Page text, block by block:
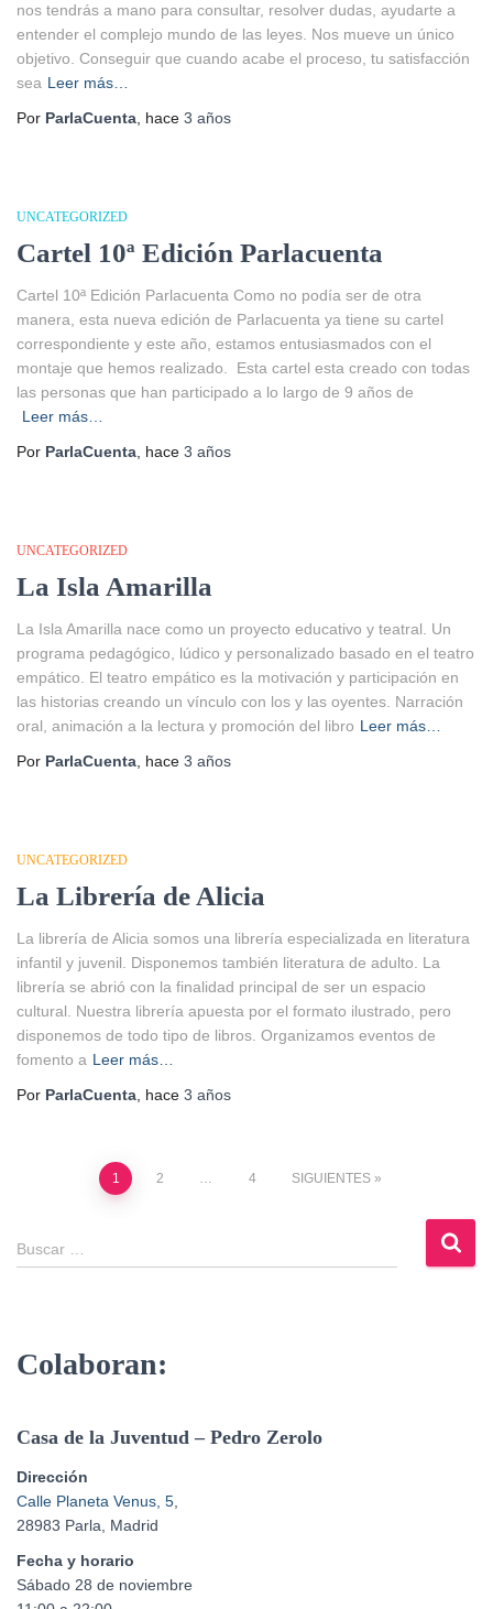
nos tendrás a mano para consultar, resolver dudas, ayudarte a
entender el complejo mundo de las leyes. Nos mueve un único
objetivo. Conseguir que cuando acabe el proceso, tu satisfacción
sea Leer más…
Por ParlaCuenta , hace 3 años
UNCATEGORIZED
Cartel 10ª Edición Parlacuenta
Cartel 10ª Edición Parlacuenta Como no podía ser de otra
manera, esta nueva edición de Parlacuenta ya tiene su cartel
correspondiente y este año, estamos entusiasmados con el
montaje que hemos realizado. Esta cartel esta creado con todas
las personas que han participado a lo largo de 9 años de
Leer más…
Por ParlaCuenta , hace 3 años
UNCATEGORIZED
La Isla Amarilla
La Isla Amarilla nace como un proyecto educativo y teatral. Un
programa pedagógico, lúdico y personalizado basado en el teatro
empático. El teatro empático es la motivación y participación en
las historias creando un vínculo con los y las oyentes. Narración
oral, animación a la lectura y promoción del libro Leer más…
Por ParlaCuenta , hace 3 años
UNCATEGORIZED
La Librería de Alicia
La librería de Alicia somos una librería especializada en literatura
infantil y juvenil. Disponemos también literatura de adulto. La
librería se abrió con la finalidad principal de ser un espacio
cultural. Nuestra librería apuesta por el formato ilustrado, pero
disponemos de todo tipo de libros. Organizamos eventos de
fomento a Leer más…
Por ParlaCuenta , hace 3 años
1 2 … 4 SIGUIENTES
Buscar …
Colaboran:
Casa de la Juventud – Pedro Zerolo
Dirección
Calle Planeta Venus, 5
28983 Parla, Madrid
Fecha y horario
Sábado 28 de noviembre